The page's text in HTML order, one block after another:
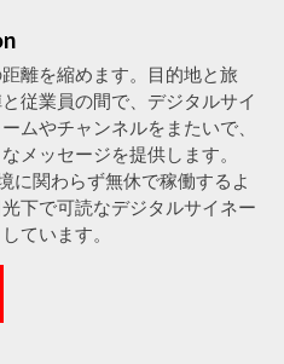
離を縮めます。目的地と旅
従業員の間で、デジタルサイ
ムやチャンネルをまたいで、
メッセージを提供します。
に関わらず無休で稼働するよ
下で可読なデジタルサイネー
ています。